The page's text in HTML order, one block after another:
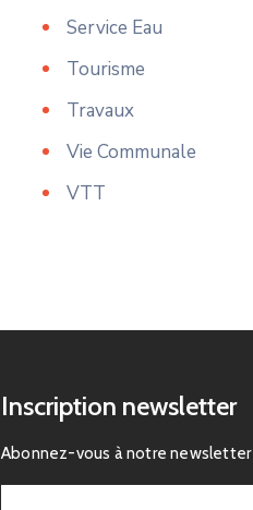
Service Eau
Tourisme
Travaux
Vie Communale
VTT
Inscription newsletter
Abonnez-vous à notre newsletter